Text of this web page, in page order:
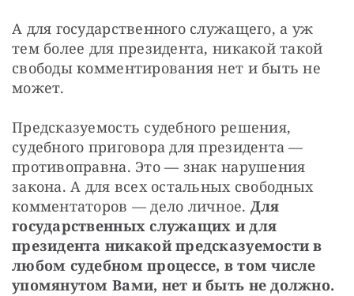
А для государственного служащего, а уж
тем более для президента, никакой такой
свободы комментирования нет и быть не
может.
Предсказуемость судебного решения,
судебного приговора для президента —
противоправна. Это — знак нарушения
закона. А для всех остальных свободных
комментаторов — дело личное. Для
государственных служащих и для
президента никакой предсказуемости в
любом судебном процессе, в том числе
упомянутом Вами, нет и быть не должно.